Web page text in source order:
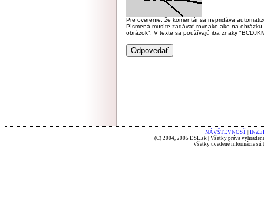
Pre overenie, že komentár sa nepridáva
Písmená musíte zadávať rovnako ako na
obrázok". V texte sa používajú iba znaky
NÁVŠTEVNOSŤ
(C) 2004, 2005 DSL.sk | Všetky práva
Všetky uvedené informácie sú